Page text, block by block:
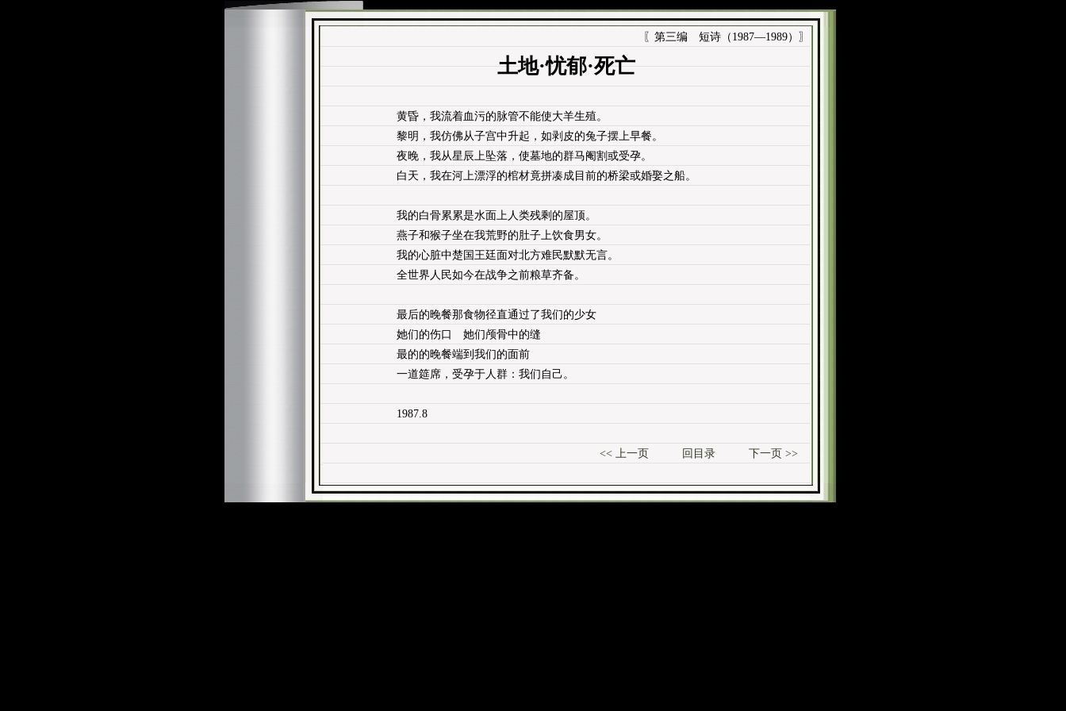
〖第三编 短诗（1987—1989）〗
土地·忧郁·死亡
黄昏，我流着血污的脉管不能使大羊生殖。
黎明，我仿佛从子宫中升起，如剥皮的兔子摆上早餐。
夜晚，我从星辰上坠落，使墓地的群马阉割或受孕。
白天，我在河上漂浮的棺材竟拼凑成目前的桥梁或婚娶之船。
我的白骨累累是水面上人类残剩的屋顶。
燕子和猴子坐在我荒野的肚子上饮食男女。
我的心脏中楚国王廷面对北方难民默默无言。
全世界人民如今在战争之前粮草齐备。
最后的晚餐那食物径直通过了我们的少女
她们的伤口 她们颅骨中的缝
最的的晚餐端到我们的面前
一道筵席，受孕于人群：我们自己。
1987.8
<< 上一页 回目录 下一页 >>